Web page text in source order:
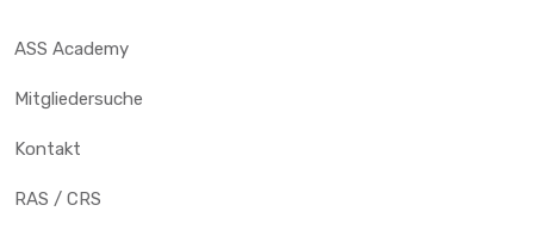
ASS Academy
Mitgliedersuche
Kontakt
RAS / CRS